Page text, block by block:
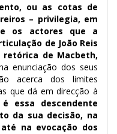
ou as cotas de
– privilegia, em
os actores que a
de João Reis
de Macbeth,
enunciação dos seus
acerca dos limites
que dá em direcção à
essa descendente
da sua decisão, na
na evocação dos